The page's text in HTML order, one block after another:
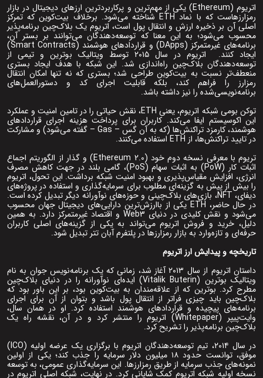
اتریوم (Ethereum) یکی از مهم‌ترین و پرکاربردترین ارزهای دیجیتال در بازار
رمزارزهاست که با نماد ETH شناخته می‌شود. برخلاف بیت‌کوین که تمرکز
اصلی آن بر ذخیره ارزش و انتقال پول است، اتریوم یک بلاک‌چین برنامه‌پذیر
محسوب می‌شود؛ به این معنا که توسعه‌دهندگان می‌توانند بر بستر آن،
برنامه‌های غیرمتمرکز (DApps) و قراردادهای هوشمند (Smart Contracts)
ایجاد کنند. اتریوم در سال ۲۰۱۵ توسط ویتالیک بوترین و تیمی از
توسعه‌دهندگان بلاک‌چین راه‌اندازی شد. این شبکه با هدف ایجاد بستری
منعطف‌تر نسبت به بیت‌کوین طراحی شد؛ بستری که نه تنها امکان انتقال
رمزارز را فراهم کند، بلکه قابلیت اجرای کد و دستورالعمل‌های
برنامه‌نویسی‌شده را نیز داشته باشد.
توکن بومی شبکه اتریوم، یعنی ETH، نقش حیاتی را در تامین امنیت و عملکرد
این اکوسیستم ایفا می‌کند. کاربران برای پرداخت هزینه اجرای قراردادهای
هوشمند، کارمزد تراکنش‌ها (که به آن گس – Gas – گفته می‌شود) و مشارکت
در تایید تراکنش‌ها، از ETH استفاده می‌کنند.
تریوم با معرفی نسخه دوم خود (Ethereum 2.0) و گذار از الگوریتم اجماع
اثبات کار (PoW) به اثبات سهام (PoS)، گامی بلند در جهت کاهش مصرف
انرژی، افزایش مقیاس‌پذیری و بهبود امنیت شبکه برداشت. این تحول، اتریوم
را بیش از پیش به گزینه‌ای مطلوب برای سرمایه‌گذاری و استفاده در پروژه‌های
دیفای، NFT، بازی‌های بلاک‌چینی و حوزه‌های نوآورانه دیگر تبدیل کرده است.
در حال حاضر، ETH یکی از باارزش‌ترین دارایی‌های دیجیتال جهان محسوب
می‌شود و نقش کلیدی در دنیای Web3 و اقتصاد غیرمتمرکز دارد. به همین
دلیل، خرید و فروش اتریوم می‌تواند به یکی از گزینه‌های اصلی کاربران
حرفه‌ای و تازه‌وارد به بازار رمزارزها در پلتفرم آبان تتر تبدیل شود.
تاریخچه و پیدایش ارز اتریوم
داستان اتریوم از سال ۲۰۱۳ آغاز شد، زمانی که یک برنامه‌نویس جوان به نام
ویتالیک بوترین (Vitalik Buterin) ایده‌ای نوآورانه را در دنیای بلاک‌چین
مطرح کرد. بوترین که از علاقه‌مندان به بیت‌کوین بود، بر این باور بود که
بلاک‌چین باید چیزی فراتر از انتقال پول باشد و بتوان از آن برای اجرای
برنامه‌های پیچیده و قراردادهای هوشمند استفاده کرد. او در همان سال،
وایت‌پیپر (Whitepaper) اتریوم را منتشر کرد و در آن، نقشه راه یک
بلاک‌چین برنامه‌پذیر را تشریح کرد.
در سال ۲۰۱۴، تیم توسعه‌دهندگان اتریوم با برگزاری یک عرضه اولیه (ICO)
موفق، توانست حدود ۱۸ میلیون دلار سرمایه را جذب کند؛ یکی از اولین
نمونه‌های جذب سرمایه از طریق رمزارزها. این سرمایه‌گذاری عمومی، به توسعه
نسخه اولیه شبکه اتریوم کمک شایانی کرد. در نهایت، شبکه اصلی اتریوم در